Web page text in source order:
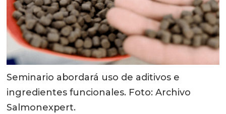
Seminario abordará uso de aditivos e
ingredientes funcionales. Foto: Archivo
Salmonexpert.